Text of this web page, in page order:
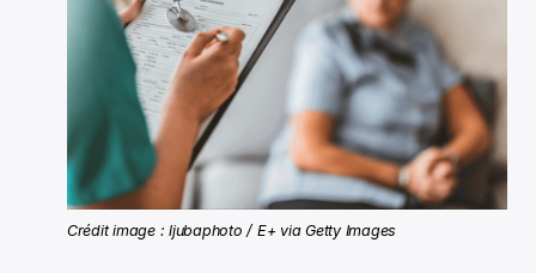
Crédit image : ljubaphoto / E+ via Getty Images